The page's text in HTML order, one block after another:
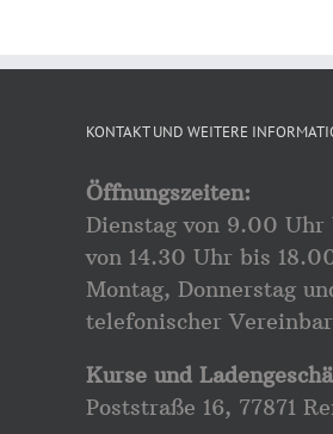
KONTAKT UND WEITERE
Öffnungszeiten:
Dienstag von 9.00 Uhr
von 14.30 Uhr bis
Montag, Donnerstag
telefonischer
Kurse und
Poststraße 16, 77871